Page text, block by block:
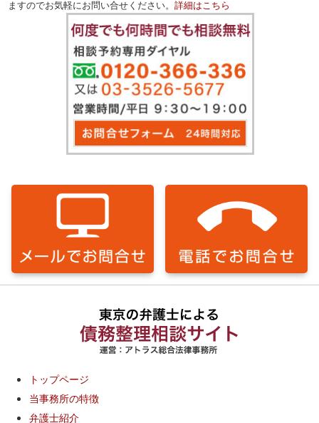
ますのでお気軽にお問い合せください。詳細はこちら
トップページ
当事務所の特徴
弁護士紹介